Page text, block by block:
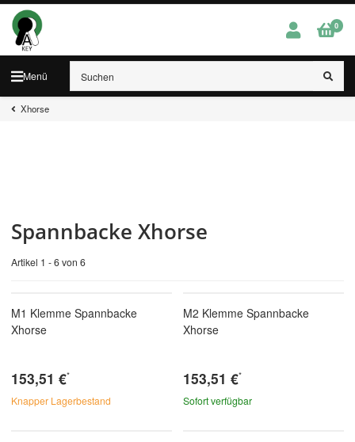
Menü
0
Xhorse
Spannbacke Xhorse
Artikel 1 - 6 von 6
M1 Klemme Spannbacke
Xhorse
153,51 €*
Knapper Lagerbestand
M2 Klemme Spannbacke
Xhorse
153,51 €*
Sofort verfügbar